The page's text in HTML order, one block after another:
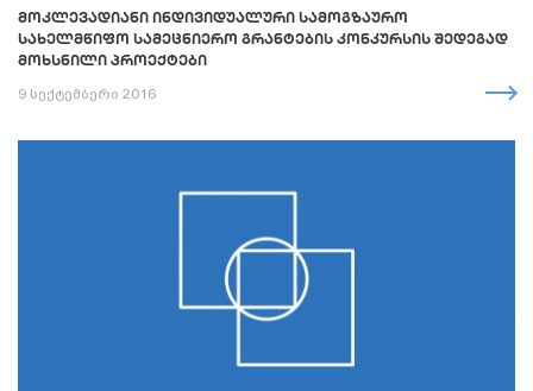
ᲛᲝᲙᲚᲔᲕᲐᲓᲘᲐᲜᲘ ᲘᲜᲓᲘᲕᲘᲓᲣᲐᲚᲣᲠᲘ ᲡᲐᲛᲝᲒᲖᲐᲣᲠᲝ
ᲡᲐᲮᲔᲚᲛᲬᲘᲤᲝ ᲡᲐᲛᲔᲪᲜᲘᲔᲠᲝ ᲒᲠᲐᲜᲢᲔᲑᲘᲡ ᲙᲝᲜᲙᲣᲠᲡᲘᲡ ᲨᲔᲓᲔᲒᲐᲓ
ᲛᲝᲮᲡᲜᲘᲚᲘ ᲞᲠᲝᲔᲥᲢᲔᲑᲘ
9 სექტემბერი 2016